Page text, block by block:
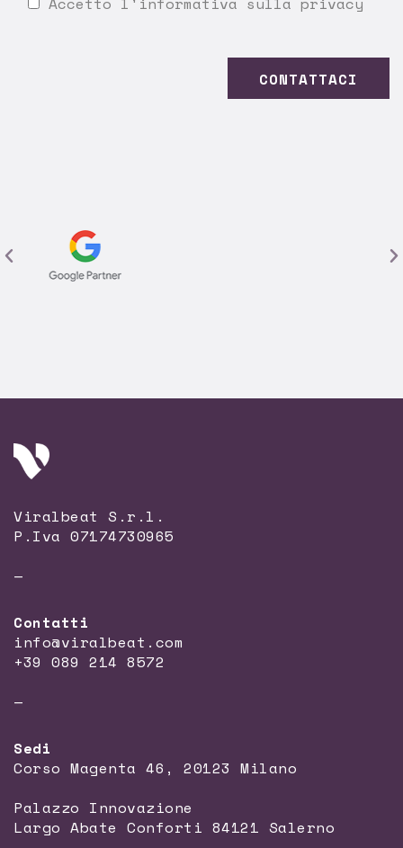
Viralbeat S.r.l.
P.Iva 07174730965
—
Contatti
info@viralbeat.com
+39 089 214 8572
—
Sedi
Corso Magenta 46, 20123 Milano
Palazzo Innovazione
Largo Abate Conforti 84121 Salerno